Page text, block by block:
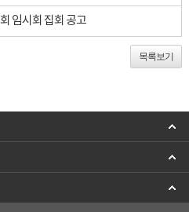
임시회 집회 공고
목록보기